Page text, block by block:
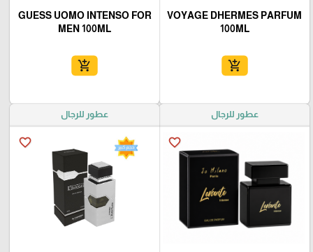
VOYAGE DHERMES PARFUM
100ML
add_shopping_cart
GUESS UOMO INTENSO FOR
MEN 100ML
add_shopping_cart
عطور للرجال
favorite_border
عطور للرجال
favorite_border